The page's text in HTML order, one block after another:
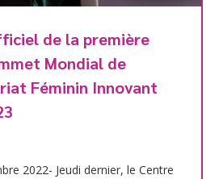
de la première
Mondial de
Féminin Innovant
2022- Jeudi dernier, le Centre